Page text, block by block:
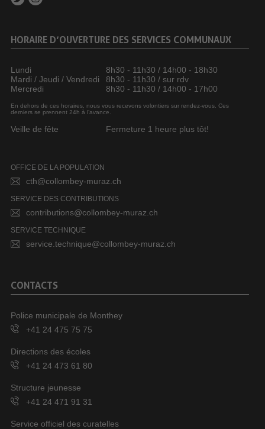
HORAIRE D’OUVERTURE DES SERVICES COMMUNAUX
Lundi
8h30 - 11h30 / 14h00 - 18h30
Mardi / Jeudi / Vendredi
8h30 - 11h30 / sur rdv
Mercredi
8h30 - 11h30 / 14h00 - 17h00
En dehors de ces horaires, nous vous recevons volontiers sur rendez-vous. Ces
derniers se prennent 24h à l’avance.
Veille de fête Fermeture 1 heure plus tôt!
OFFICE DE LA POPULATION
cth@collombey-muraz.ch
SERVICE DES CONTRIBUTIONS
contributions@collombey-muraz.ch
SERVICE TECHNIQUE
service.technique@collombey-muraz.ch
CONTACTS
Police municipale de Monthey
+41 24 475 75 75
Directions des écoles
+41 24 473 61 80
Structure jeunesse
+41 24 471 91 31
Service officiel des curatelles